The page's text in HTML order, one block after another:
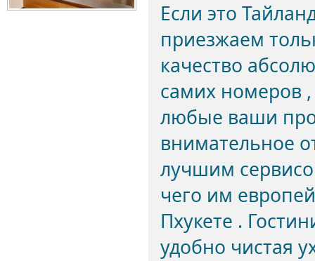
Если это
приезжаем
качество
самих номеров
любые ваши
внимательное
лучшим
чего им
Пхукете .
удобно чистая